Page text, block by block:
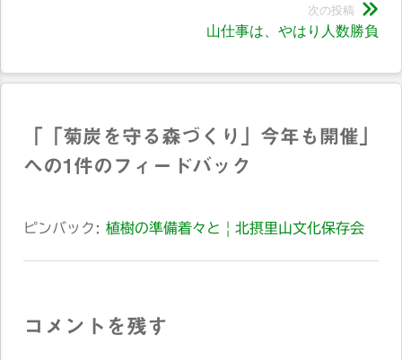
ゲ
シ
ョ
次の投稿
投
山仕事は、やはり人数勝負
「菊炭を守る森づくり」今年も開催
への1件のフィードバック
ピンバック: 植樹の準備着々と | 北摂里山文化保存会
コメントを残す